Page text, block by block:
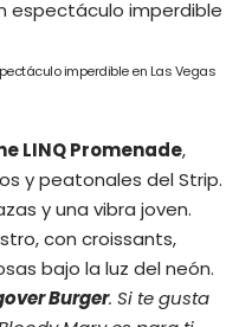
imperdible en Las Vegas
LINQ Promenade,
y peatonales del Strip.
y una vibra joven.
con croissants,
bajo la luz del neón.
Burger. Si te gusta